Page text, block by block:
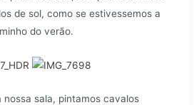
de sol, como se estivessemos a
do verão.
nossa sala, pintamos cavalos